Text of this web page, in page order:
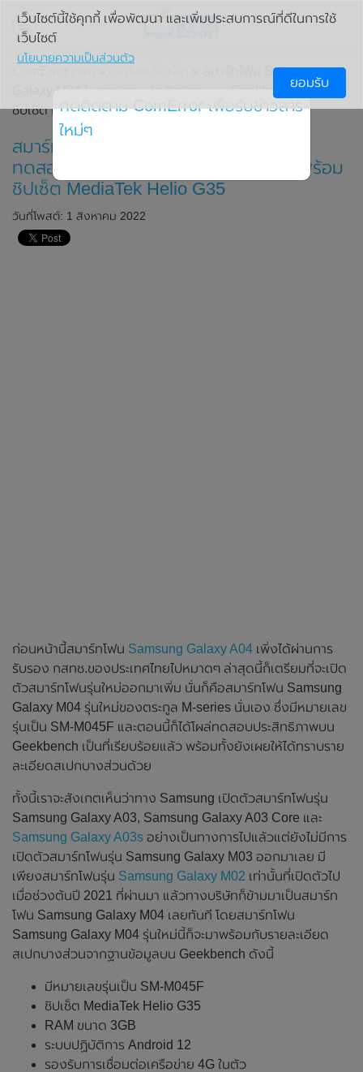
» สมาร์ทโฟน Samsung
Galaxy M04 โผล่ทดสอบประสิทธิภาพบน Geekbench มาพร้อม
ชิปเซ็ต MediaTek Helio G35
สมาร์ทโฟน Samsung Galaxy M04 โผล่
ทดสอบประสิทธิภาพบน Geekbench มาพร้อม
ชิปเซ็ต MediaTek Helio G35
วันที่โพสต์: 1 สิงหาคม 2022
ก่อนหน้านี้สมาร์ทโฟน Samsung Galaxy A04 เพิ่งได้ผ่านการ
รับรอง กสทช.ของประเทศไทยไปหมาดๆ ล่าสุดนี้ก็เตรียมที่จะเปิด
ตัวสมาร์ทโฟนรุ่นใหม่ออกมาเพิ่ม นั่นก็คือสมาร์ทโฟน Samsung
Galaxy M04 รุ่นใหม่ของตระกูล M-series นั่นเอง ซึ่งมีหมายเลข
รุ่นเป็น SM-M045F และตอนนี้ก็ได้โผล่ทดสอบประสิทธิภาพบน
Geekbench เป็นที่เรียบร้อยแล้ว พร้อมทั้งยังเผยให้ได้ทราบราย
ละเอียดสเปกบางส่วนด้วย
ทั้งนี้เราจะสังเกตเห็นว่าทาง Samsung เปิดตัวสมาร์ทโฟนรุ่น
Samsung Galaxy A03, Samsung Galaxy A03 Core และ
Samsung Galaxy A03s อย่างเป็นทางการไปแล้วแต่ยังไม่มีการ
เปิดตัวสมาร์ทโฟนรุ่น Samsung Galaxy M03 ออกมาเลย มี
เพียงสมาร์ทโฟนรุ่น Samsung Galaxy M02 เท่านั้นที่เปิดตัวไป
เมื่อช่วงต้นปี 2021 ที่ผ่านมา แล้วทางบริษัทก็ข้ามมาเป็นสมาร์ท
โฟน Samsung Galaxy M04 เลยทันที โดยสมาร์ทโฟน
Samsung Galaxy M04 รุ่นใหม่นี้ก็จะมาพร้อมกับรายละเอียด
สเปกบางส่วนจากฐานข้อมูลบน Geekbench ดังนี้
มีหมายเลขรุ่นเป็น SM-M045F
ชิปเซ็ต MediaTek Helio G35
RAM ขนาด 3GB
ระบบปฏิบัติการ Android 12
รองรับการเชื่อมต่อเครือข่าย 4G ในตัว
เว็บไซต์นี้ใช้คุกกี้ เพื่อพัฒนา และเพิ่มประสบการณ์ที่ดีในการใช้
เว็บไซต์
นโยบายความเป็นส่วนตัว
ยอมรับ
กดติดตาม ComError เพื่อรับข่าวสาร
ใหม่ๆ